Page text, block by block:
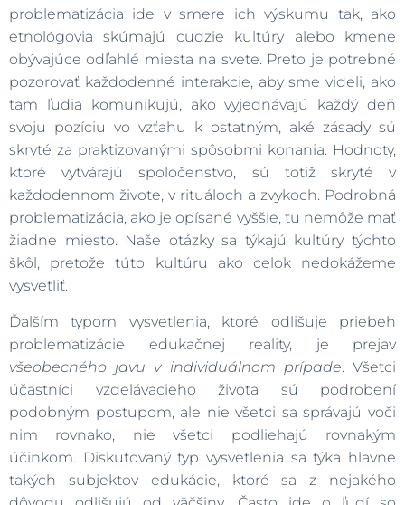
problematizácia ide v smere ich výskumu tak, ako
etnológovia skúmajú cudzie kultúry alebo kmene
obývajúce odľahlé miesta na svete. Preto je potrebné
pozorovať každodenné interakcie, aby sme videli, ako
tam ľudia komunikujú, ako vyjednávajú každý deň
svoju pozíciu vo vzťahu k ostatným, aké zásady sú
skryté za praktizovanými spôsobmi konania. Hodnoty,
ktoré vytvárajú spoločenstvo, sú totiž skryté v
každodennom živote, v rituáloch a zvykoch. Podrobná
problematizácia, ako je opísané vyššie, tu nemôže mať
žiadne miesto. Naše otázky sa týkajú kultúry týchto
škôl, pretože túto kultúru ako celok nedokážeme
vysvetliť.
Ďalším typom vysvetlenia, ktoré odlišuje priebeh
problematizácie edukačnej reality, je prejav
všeobecného javu v individuálnom prípade. Všetci
účastníci vzdelávacieho života sú podrobení
podobným postupom, ale nie všetci sa správajú voči
nim rovnako, nie všetci podliehajú rovnakým
účinkom. Diskutovaný typ vysvetlenia sa týka hlavne
takých subjektov edukácie, ktoré sa z nejakého